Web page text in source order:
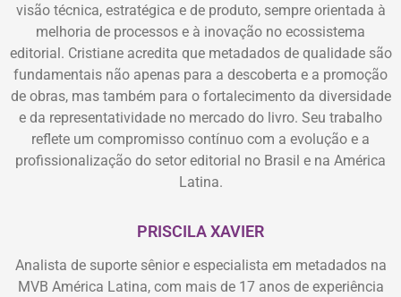
visão técnica, estratégica e de produto, sempre orientada à
melhoria de processos e à inovação no ecossistema
editorial. Cristiane acredita que metadados de qualidade são
fundamentais não apenas para a descoberta e a promoção
de obras, mas também para o fortalecimento da diversidade
e da representatividade no mercado do livro. Seu trabalho
reflete um compromisso contínuo com a evolução e a
profissionalização do setor editorial no Brasil e na América
Latina.
PRISCILA XAVIER
Analista de suporte sênior e especialista em metadados na
MVB América Latina, com mais de 17 anos de experiência